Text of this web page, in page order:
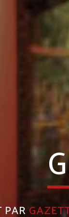
PAR